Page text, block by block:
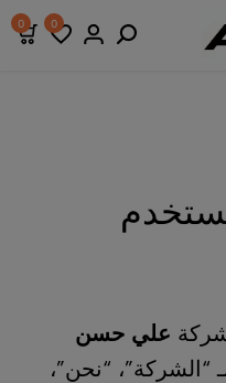
منتجات الكهرباء
منتجات الكهرباء
منتجات الكهرباء
0
0
علي حسن
“الشركة”، “نحن”،